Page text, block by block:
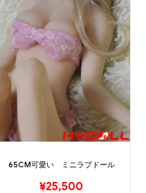
65CM可愛い ミニラブドール
¥25,500